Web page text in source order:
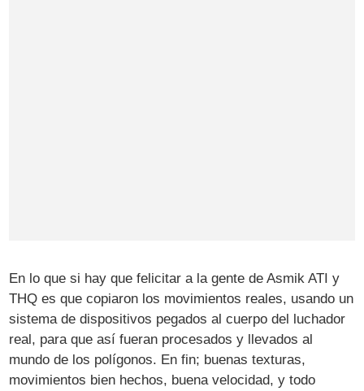
En lo que si hay que felicitar a la gente de Asmik ATI y
THQ es que copiaron los movimientos reales, usando un
sistema de dispositivos pegados al cuerpo del luchador
real, para que así fueran procesados y llevados al
mundo de los polígonos. En fin; buenas texturas,
movimientos bien hechos, buena velocidad, y todo